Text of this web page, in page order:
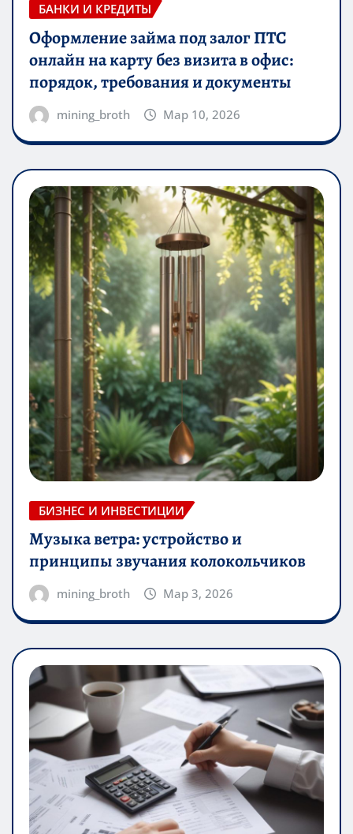
БАНКИ И КРЕДИТЫ
Оформление займа под залог ПТС
онлайн на карту без визита в офис:
порядок, требования и документы
mining_broth Мар 10, 2026
БИЗНЕС И ИНВЕСТИЦИИ
Музыка ветра: устройство и
принципы звучания колокольчиков
mining_broth Мар 3, 2026